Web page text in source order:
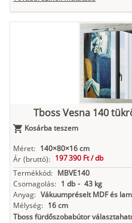
Grafit fa
Kőszürke
Antracit Matt fekete
Tboss Vesna 140
Kosárba teszem
Méret: 140×80×16 cm
Ár (bruttó): 197 390 Ft /db
Termékkód: MBVE140
Csomagolás: 1 db - 43 kg
Anyag: Vákuumpréselt MDF és
Mélység: 16 cm
Tboss fürdőszobabútor